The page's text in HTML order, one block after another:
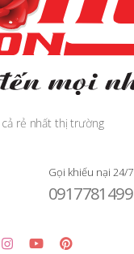
rẻ nhất thị trường
Gọi khiếu nại 24/7
0917781499